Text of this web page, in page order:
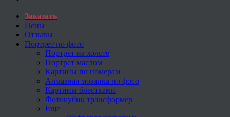
Заказать
Цены
Отзывы
Портрет по фото
Портрет на холсте
Портрет маслом
Картины по номерам
Алмазная мозаика по фото
Картины блестками
Фотокубик трансформер
Еще